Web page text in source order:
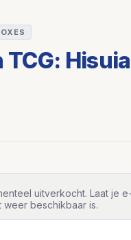
TCG:
uitverkocht. Laat je
beschikbaar is.